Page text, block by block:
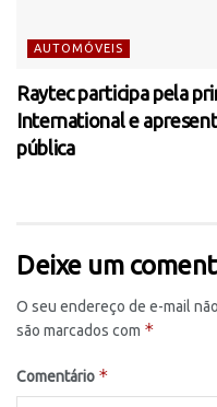
AUTOMÓVEIS
Raytec participa pela
International e
pública
Deixe um
O seu endereço de e-mail
são marcados com *
Comentário *